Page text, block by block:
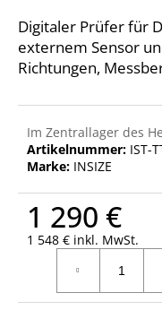
Digitaler Prüfer für
externem Sensor
Richtungen,
Im Zentrallager des
Artikelnummer: IST-
Marke: INSIZE
1 290 €
1 548 € inkl. MwSt.
e
m
p
f
e
e